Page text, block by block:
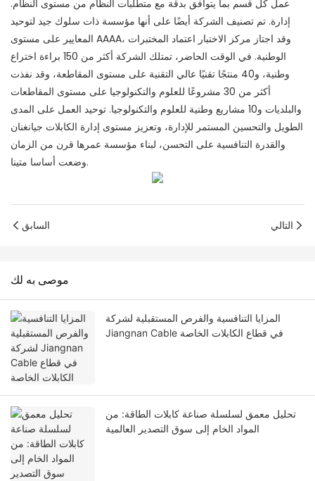
عمل كل قسم بما يتوافق بدقة مع متطلبات النظام من مستوى النظام.
إدارة. تم تصنيف الشركة أيضًا على أنها مؤسسة ذات سلوك جيد لتوحيد
المعايير على مستوى AAAA، وقد اجتاز مركز الاختبار اعتماد المختبرات
الوطنية. في الوقت الحاضر، تمتلك الشركة أكثر من 150 براءة اختراع
وطنية، و40 منتجًا تقنيًا عالي التقنية على مستوى المقاطعة، وقد نفذت
أكثر من 30 مشروعًا للعلوم والتكنولوجيا على مستوى المقاطعات
والبلديات و10 مشاريع وطنية للعلوم والتكنولوجيا. توحيد العمل على المدى
الطويل والتحسين المستمر للإدارة، وتعزيز مستوى إدارة الكابلات جيانغنان
والقدرة التنافسية على التحسن، لبناء مؤسسة عمرها قرن من الزمان
وضعت أساسا متينا.
السابق التالي
موصى به لك
المزايا التنافسية والفرص المستقبلية لشركة
Jiangnan Cable في قطاع الكابلات الخاصة
تحليل معمق لسلسلة صناعة كابلات الطاقة: من
المواد الخام إلى سوق التصدير العالمية